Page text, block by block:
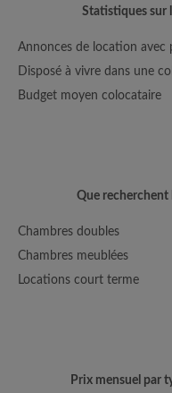
Statistiques sur
Annonces de location avec
Disposé à vivre dans une
Budget moyen colocataire
Que recherchent
Chambres doubles
Chambres meublées
Locations court terme
Prix mensuel par